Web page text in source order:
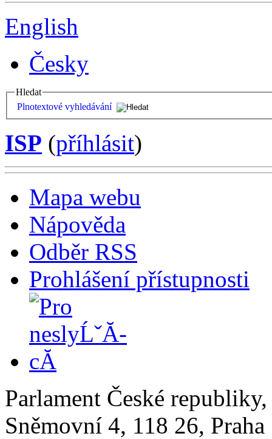
English
Česky
Hledat
Plnotextové vyhledávání
ISP (příhlásit)
Mapa webu
Nápověda
Odběr RSS
Prohlášení přístupnosti
Parlament České
Sněmovní 4, 118 26,